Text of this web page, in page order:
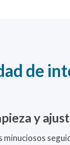
de
y
minuciosos